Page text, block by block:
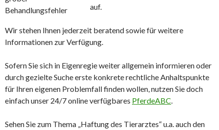
auf.
Wir stehen Ihnen jederzeit beratend sowie für weitere
Informationen zur Verfügung.
Sofern Sie sich in Eigenregie weiter allgemein informieren oder
durch gezielte Suche erste konkrete rechtliche Anhaltspunkte
für Ihren eigenen Problemfall finden wollen, nutzen Sie doch
einfach unser 24/7 online verfügbares PferdeABC.
Sehen Sie zum Thema „Haftung des Tierarztes“ u.a. auch den